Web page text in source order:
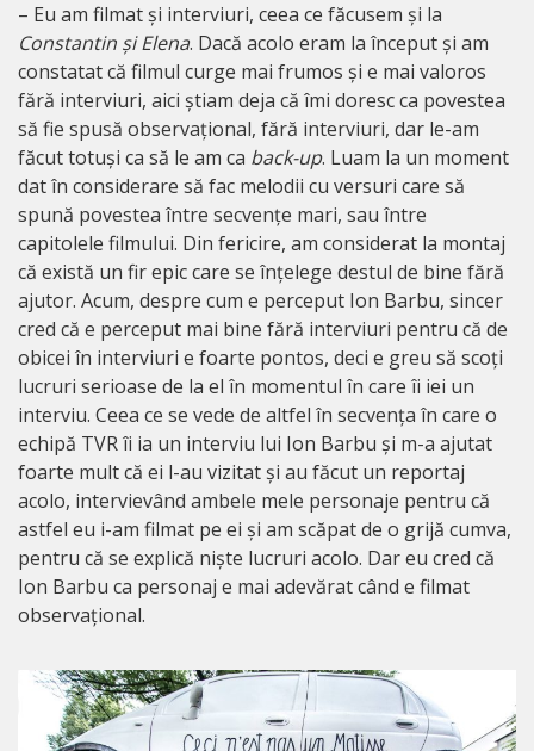
– Eu am filmat și interviuri, ceea ce făcusem și la
Constantin și Elena. Dacă acolo eram la început și am
constatat că filmul curge mai frumos și e mai valoros
fără interviuri, aici știam deja că îmi doresc ca povestea
să fie spusă observațional, fără interviuri, dar le-am
făcut totuși ca să le am ca back-up. Luam la un moment
dat în considerare să fac melodii cu versuri care să
spună povestea între secvențe mari, sau între
capitolele filmului. Din fericire, am considerat la montaj
că există un fir epic care se înțelege destul de bine fără
ajutor. Acum, despre cum e perceput Ion Barbu, sincer
cred că e perceput mai bine fără interviuri pentru că de
obicei în interviuri e foarte pontos, deci e greu să scoți
lucruri serioase de la el în momentul în care îi iei un
interviu. Ceea ce se vede de altfel în secvența în care o
echipă TVR îi ia un interviu lui Ion Barbu și m-a ajutat
foarte mult că ei l-au vizitat și au făcut un reportaj
acolo, intervievând ambele mele personaje pentru că
astfel eu i-am filmat pe ei și am scăpat de o grijă cumva,
pentru că se explică niște lucruri acolo. Dar eu cred că
Ion Barbu ca personaj e mai adevărat când e filmat
observațional.